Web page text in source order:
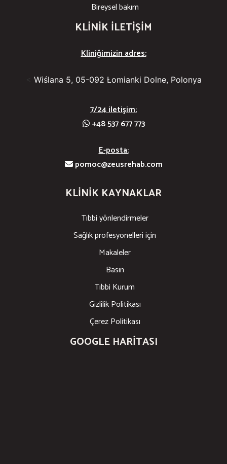
Bireysel bakım
KLINIK ILETIŞIM
Kliniğimizin adres:
Wiślana 5, 05-092 Łomianki Dolne, Polonya
7/24 iletişim:
+48 537 677 773
E-posta:
pomoc@zeusrehab.com
KLINIK KAYNAKLAR
Tıbbi yönlendirmeler
Sağlık profesyonelleri için
Makaleler
Basın
Tıbbi Kurum
Gizlilik Politikası
Çerez Politikası
GOOGLE HARITASI